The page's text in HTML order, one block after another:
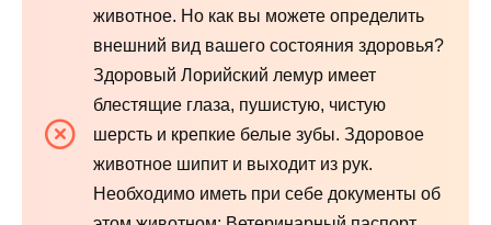
животное. Но как вы можете определить
внешний вид вашего состояния здоровья?
Здоровый Лорийский лемур имеет
блестящие глаза, пушистую, чистую
шерсть и крепкие белые зубы. Здоровое
животное шипит и выходит из рук.
Необходимо иметь при себе документы об